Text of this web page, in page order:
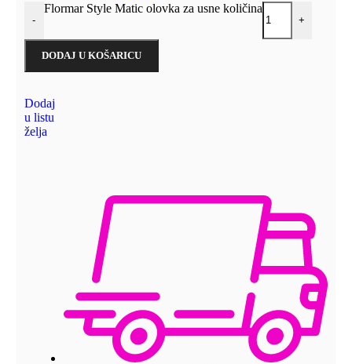
-
Flormar Style Matic olovka za usne količina
+
DODAJ U KOŠARICU
Dodaj
u listu
želja